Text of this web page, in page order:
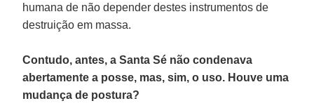
humana de não depender destes instrumentos de
destruição em massa.
Contudo, antes, a Santa Sé não condenava
abertamente a posse, mas, sim, o uso. Houve uma
mudança de postura?